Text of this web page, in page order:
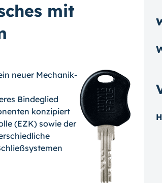
mit
neuer Mechanik-
Bindeglied
konzipiert
(EZK) sowie der